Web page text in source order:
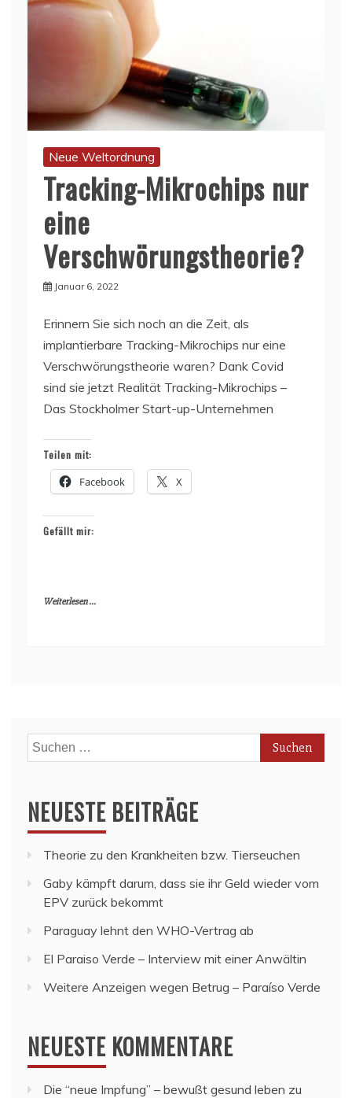
Neue Weltordnung
Tracking-Mikrochips nur
eine
Verschwörungstheorie?
Januar 6, 2022
Erinnern Sie sich noch an die Zeit, als
implantierbare Tracking-Mikrochips nur eine
Verschwörungstheorie waren? Dank Covid
sind sie jetzt Realität Tracking-Mikrochips –
Das Stockholmer Start-up-Unternehmen
Teilen mit:
Facebook X
Gefällt mir:
Weiterlesen ...
Suchen
nach:
NEUESTE BEITRÄGE
Theorie zu den Krankheiten bzw. Tierseuchen
Gaby kämpft darum, dass sie ihr Geld wieder vom
EPV zurück bekommt
Paraguay lehnt den WHO-Vertrag ab
El Paraiso Verde – Interview mit einer Anwältin
Weitere Anzeigen wegen Betrug – Paraíso Verde
NEUESTE KOMMENTARE
Die “neue Impfung” – bewußt gesund leben zu